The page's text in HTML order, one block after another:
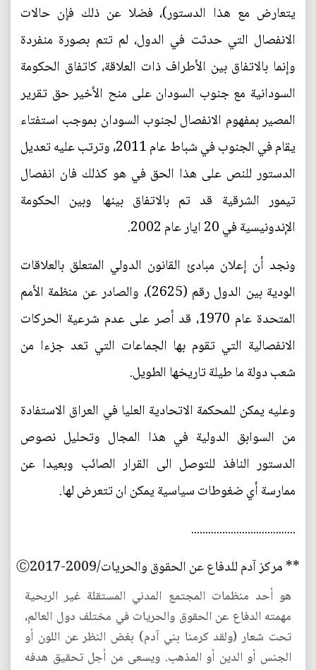
يتعارض مع هذا الدستور)، فضلا عن ذلك فإن حالات
الانفصال التي حدثت في الدول، لم تتم بصورة منفردة
وإنما بالاتفاق بين الأطراف ذات العلاقة، كاتفاق الحكومة
السودانية مع جنوب السودان على منح الأخير حق تقرير
المصير بمفهوم الانفصال لجنوب السودان بموجب استفتاء
يقام في الجنوب في شباط عام 2011، وترتب عليه تعديل
الدستور للنص على هذا الحق في هو كذلك فان انفصال
تيمور الشرقية قد تم بالاتفاق بينها وبين الحكومة
الإندونيسية في 20 ايار عام 2002.
ونجد أن إعلان مبادئ القانون الدولي المتعلق بالعلاقات
الودية بين الدول رقم (2625)، والصادر عن منظمة الأمم
المتحدة عام 1970، قد أصر على عدم شرعية الحركات
الانفصالية التي تقوم بها الجماعات التي تعد جزءا من
شعب دولة ما طيلة تاريخها الطويل.
وعليه يمكن للمحكمة الاتحادية العليا في العراق الاستفادة
من السوابق الدولية في هذا المجال وتحليل نصوص
الدستور النافذ للتوصل الى القرار الصائب وبعيدا عن
ممارسة أي ضغوطات سياسية يمكن ان تتعرض لها.
.....................................
** مركز آدم للدفاع عن الحقوق والحريات/2009-Ⓒ2017
هو أحد منظمات المجتمع المدني المستقلة غير الربحية
مهمته الدفاع عن الحقوق والحريات في مختلف دول العالم،
تحت شعار (ولقد كرمنا بني آدم) بغض النظر عن اللون أو
الجنس أو الدين أو المذهب. ويسعى من أجل تحقيق هدفه